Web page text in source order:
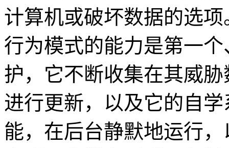
计算机或破坏数据的选
行为模式的能力是第一
护，它不断收集在其威
进行更新，以及它的自
能，在后台静默地运行